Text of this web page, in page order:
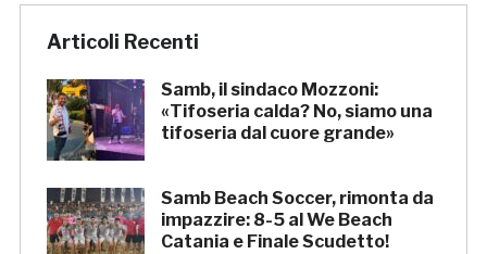
Articoli Recenti
Samb, il sindaco Mozzoni:
«Tifoseria calda? No, siamo una
tifoseria dal cuore grande»
Samb Beach Soccer, rimonta da
impazzire: 8-5 al We Beach
Catania e Finale Scudetto!